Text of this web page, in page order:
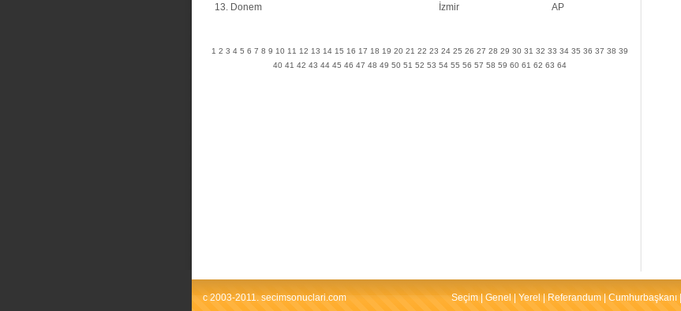
13. Donem İzmir AP
1 2 3 4 5 6 7 8 9 10 11 12 13 14 15 16 17 18 19 20 21 22 23 24 25 26 27 28 29 30 31 32 33 34 35 36 37 38 39
40 41 42 43 44 45 46 47 48 49 50 51 52 53 54 55 56 57 58 59 60 61 62 63 64
c 2003-2011. secimsonuclari.com Seçim Genel Yerel Referandum Cumhurbaşkanı